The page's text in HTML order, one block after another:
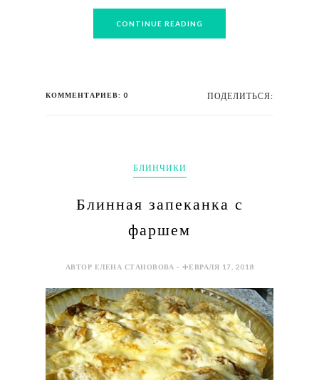
CONTINUE READING
КОММЕНТАРИЕВ: 0 ПОДЕЛИТЬСЯ:
БЛИНЧИКИ
Блинная запеканка с
фаршем
АВТОР ЕЛЕНА СТАНОВОВА - ФЕВРАЛЯ 17, 2018